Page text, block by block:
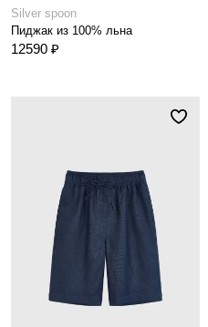
Silver spoon
Пиджак из 100% льна
12590 ₽